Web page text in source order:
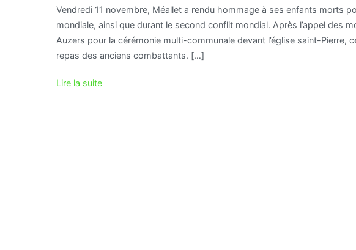
Vendredi 11 novembre, Méallet a rendu hommage à ses enfants morts
mondiale, ainsi que durant le second conflit mondial. Après l’appel des
Auzers pour la cérémonie multi-communale devant l’église saint-Pierre,
repas des anciens combattants. […]
Lire la suite